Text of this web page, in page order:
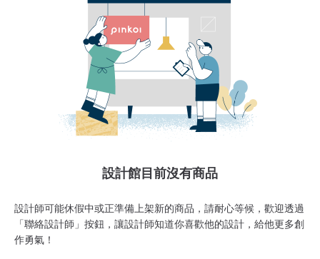
設計館目前沒有商品
設計師可能休假中或正準備上架新的商品，請耐心等候，歡迎透過
「聯絡設計師」按鈕，讓設計師知道你喜歡他的設計，給他更多創
作勇氣！